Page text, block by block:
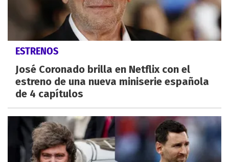
ESTRENOS
José Coronado brilla en Netflix con el
estreno de una nueva miniserie española
de 4 capítulos